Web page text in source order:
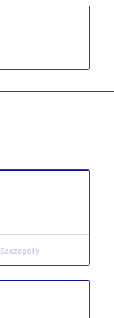
Szczegóły